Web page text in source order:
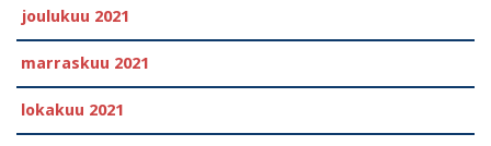
joulukuu 2021
marraskuu 2021
lokakuu 2021